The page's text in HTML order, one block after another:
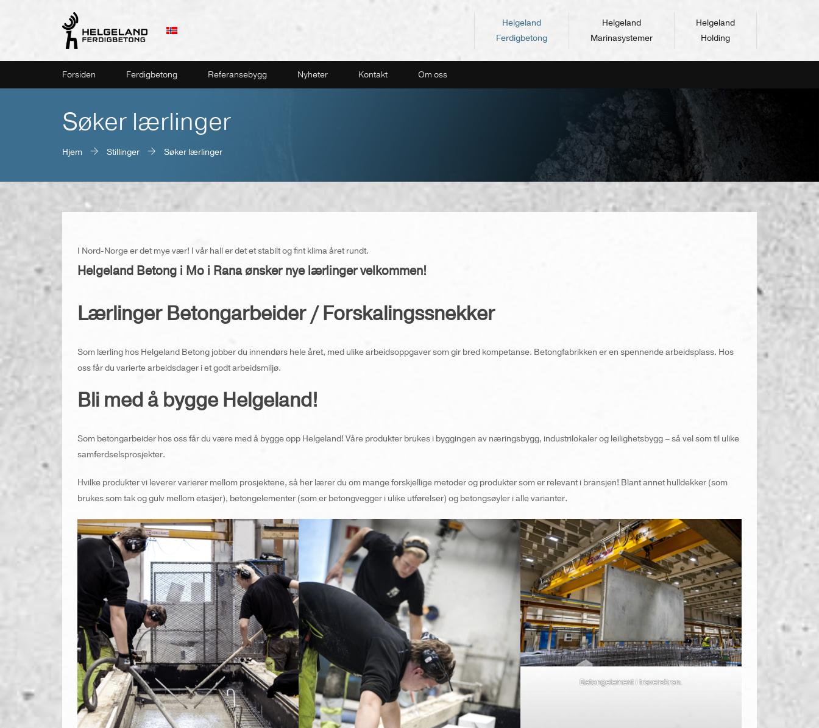
Helgeland
Ferdigbetong
Helgeland
Marinasystemer
Helgeland
Holding
Forsiden Ferdigbetong Referansebygg Nyheter Kontakt Om oss
Søker lærlinger
Hjem Stillinger Søker lærlinger
I Nord-Norge er det mye vær! I vår hall er det et stabilt og fint klima året rundt.
Helgeland Betong i Mo i Rana ønsker nye lærlinger velkommen!
Lærlinger Betongarbeider / Forskalingssnekker
Som lærling hos Helgeland Betong jobber du innendørs hele året, med ulike arbeidsoppgaver som gir bred kompetanse. Betongfabrikken er en spennende arbeidsplass. Hos
oss får du varierte arbeidsdager i et godt arbeidsmiljø.
Bli med å bygge Helgeland!
Som betongarbeider hos oss får du være med å bygge opp Helgeland! Våre produkter brukes i byggingen av næringsbygg, industrilokaler og leilighetsbygg – så vel som til ulike
samferdselsprosjekter.
Hvilke produkter vi leverer varierer mellom prosjektene, så her lærer du om mange forskjellige metoder og produkter som er relevant i bransjen! Blant annet hulldekker (som
brukes som tak og gulv mellom etasjer), betongelementer (som er betongvegger i ulike utførelser) og betongsøyler i alle varianter.
Betongelement i traverskran.